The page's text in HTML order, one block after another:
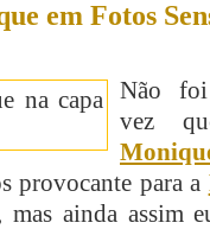
em Fotos
Não
vez
provocante para a
ainda assim